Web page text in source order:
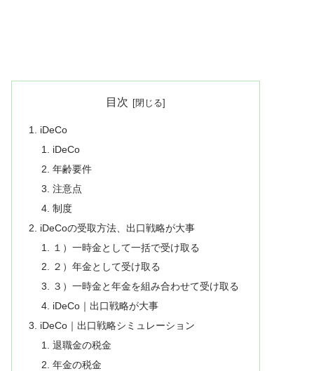
目次
iDeCo
iDeCo
年齢要件
注意点
制度
iDeCoの受取方法、出口戦略が大事
１）一時金として一括で受け取る
２）年金として受け取る
３）一時金と年金を組み合わせて受け取る
iDeCo｜出口戦略が大事
iDeCo｜出口戦略シミュレーション
退職金の税金
年金の税金